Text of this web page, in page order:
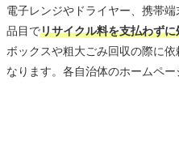
電子レンジやドライヤー、携帯
品目でリサイクル料を支払わずに
ボックスや粗大ごみ回収の際に
なります。各自治体のホームペー